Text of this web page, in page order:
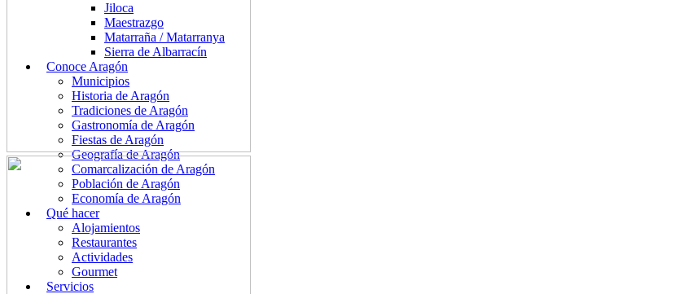
Jiloca
Maestrazgo
Matarraña / Matarranya
Sierra de Albarracín
Conoce Aragón
Municipios
Historia de Aragón
Tradiciones de Aragón
Gastronomía de Aragón
Fiestas de Aragón
Geografía de Aragón
Comarcalización de Aragón
Población de Aragón
Economía de Aragón
Qué hacer
Alojamientos
Restaurantes
Actividades
Gourmet
Servicios